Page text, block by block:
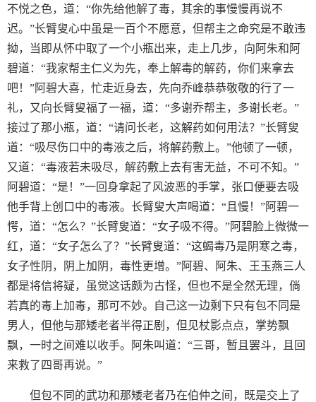
不悦之色，道：“你先给他解了毒，其余的事慢慢再说不
迟。”长臂叟心中虽是一百个不愿意，但帮主之命究是不敢违
拗，当即从怀中取了一个小瓶出来，走上几步，向阿朱和阿
碧道：“我家帮主仁义为先，奉上解毒的解药，你们来拿去
吧！”阿碧大喜，忙走近身去，先向乔峰恭恭敬敬的行了一
礼，又向长臂叟福了一福，道：“多谢乔帮主，多谢长老。”
接过了那小瓶，道：“请问长老，这解药如何用法？”长臂叟
道：“吸尽伤口中的毒液之后，将解药敷上。”他顿了一顿，
又道：“毒液若未吸尽，解药敷上去有害无益，不可不知。”
阿碧道：“是！”一回身拿起了风波恶的手掌，张口便要去吸
他手背上创口中的毒液。长臂叟大声喝道：“且慢！”阿碧一
愕，道：“怎么？”长臂叟道：“女子吸不得。”阿碧脸上微微一
红，道：“女子怎么了？”长臂叟道：“这蝎毒乃是阴寒之毒，
女子性阴，阴上加阴，毒性更增。”阿碧、阿朱、王玉燕三人
都是将信将疑，虽觉这话颇为古怪，但也不是全然无理，倘
若真的毒上加毒，那可不妙。自己这一边剩下只有包不同是
男人，但他与那矮老者半得正剧，但见杖影点点，掌势飘
飘，一时之间难以收手。阿朱叫道：“三哥，暂且罢斗，且回
来救了四哥再说。”
但包不同的武功和那矮老者乃在伯仲之间，既是交上了